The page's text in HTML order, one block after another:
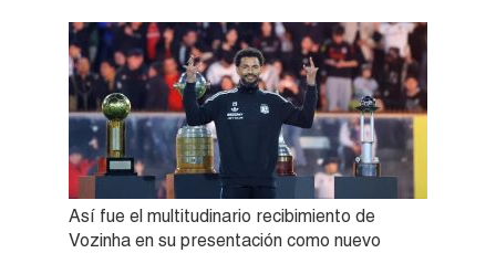
Así fue el multitudinario recibimiento de
Vozinha en su presentación como nuevo